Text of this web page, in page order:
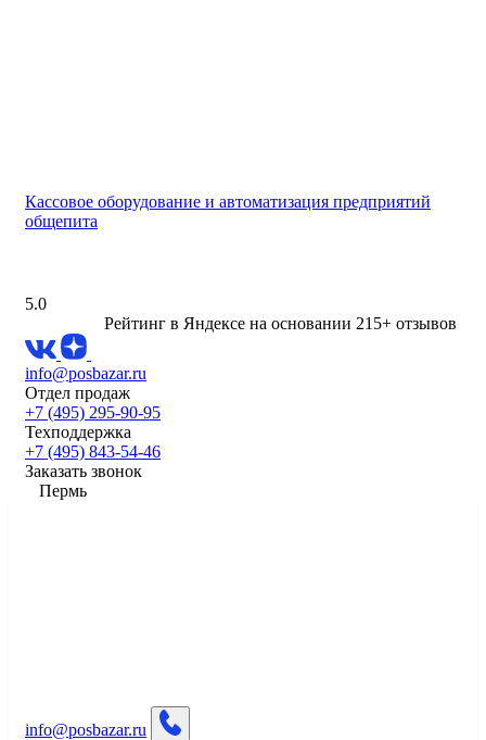
Кассовое оборудование и автоматизация предприятий
общепита
5.0
Рейтинг в Яндексе на основании 215+ отзывов
info@posbazar.ru
Отдел продаж
+7 (495) 295-90-95
Техподдержка
+7 (495) 843-54-46
Заказать звонок
Пермь
info@posbazar.ru